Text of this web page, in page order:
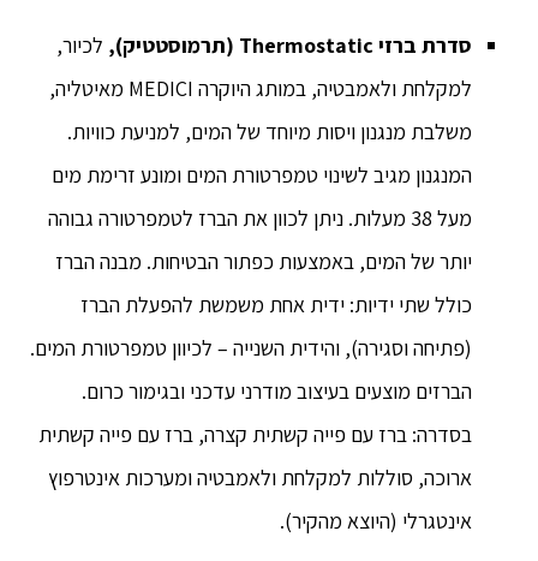
סדרת ברזי Thermostatic (תרמוסטטיק), לכיור,
למקלחת ולאמבטיה, במותג היוקרה MEDICI מאיטליה,
משלבת מנגנון ויסות מיוחד של המים, למניעת כוויות.
המנגנון מגיב לשינוי טמפרטורת המים ומונע זרימת מים
מעל 38 מעלות. ניתן לכוון את הברז לטמפרטורה גבוהה
יותר של המים, באמצעות כפתור הבטיחות. מבנה הברז
כולל שתי ידיות: ידית אחת משמשת להפעלת הברז
(פתיחה וסגירה), והידית השנייה – לכיוון טמפרטורת המים.
הברזים מוצעים בעיצוב מודרני עדכני ובגימור כרום.
בסדרה: ברז עם פייה קשתית קצרה, ברז עם פייה קשתית
ארוכה, סוללות למקלחת ולאמבטיה ומערכות אינטרפוץ
אינטגרלי (היוצא מהקיר).